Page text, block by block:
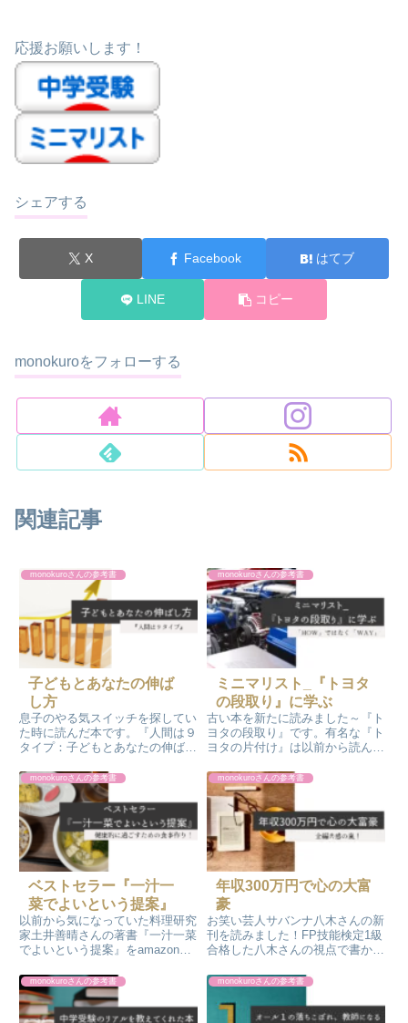
応援お願いします！
シェアする
X Facebook はてブ
LINE コピー
monokuroをフォローする
関連記事
monokuroさんの参考書
子どもとあなたの伸ば
し方
息子のやる気スイッチを探してい
た時に読んだ本です。『人間は９
タイプ：子どもとあなたの伸ばし
信貴先生の本です。「勉強しな
い！」と宣言していた息子を変え
てくれたありがたい本の紹介で
す。やる気スイッチ見つかりまし
た～
monokuroさんの参考書
ミニマリスト_『トヨタ
の段取り』に学ぶ
古い本を新たに読みました～『ト
ヨタの段取り』です。有名な『ト
ヨタの片付け』は以前から読んだ
読んだことが無かったんです。メ
ッチャ学びがありました！
monokuroさんの参考書
ベストセラー『一汁一
菜でよいという提案』
以前から気になっていた料理研究
家土井善晴さんの著書『一汁一菜
でよいという提案』をamazonの
した。購入のきっかけは友人のお
家で丁寧に作った美味しいお味噌
汁をご馳走になったことでした。
monokuroさんの参考書
年収300万円で心の大富
豪
お笑い芸人サバンナ八木さんの新
刊を読みました！FP技能検定1級
合格した八木さんの視点で書かれ
す！読んだらメルカリで売るつも
電子書籍化して、iPadに保存しま
monokuroさんの参考書 monokuroさんの参考書